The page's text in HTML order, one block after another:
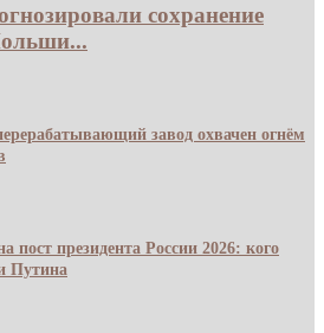
сохранение
завод охвачен огнём
пост президента России 2026: кого
Путина